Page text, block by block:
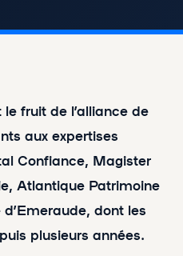
fruit de l’alliance de
aux expertises
Confiance, Magister
Atlantique Patrimoine
dont les
plusieurs années.